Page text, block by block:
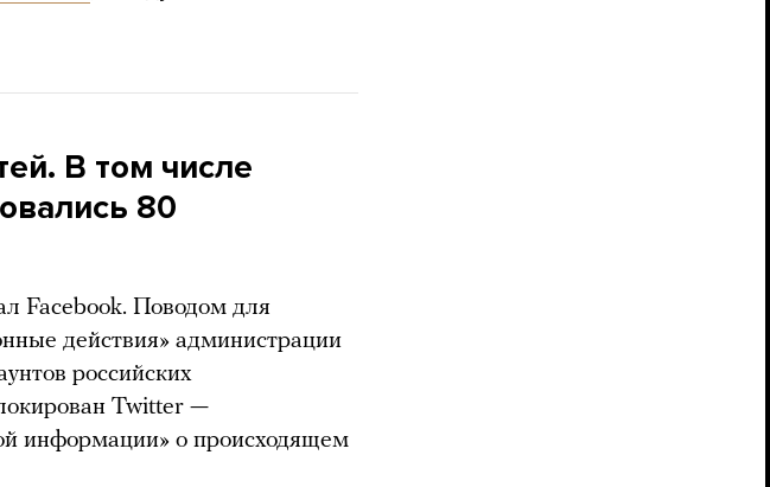
В том числе
80
Facebook. Поводом для
действия» администрации
российских
Twitter —
информации» о происходящем